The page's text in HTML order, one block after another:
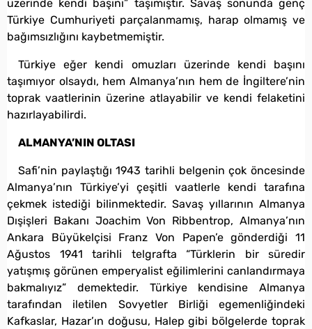
üzerinde kendi başını” taşımıştır. Savaş sonunda genç
Türkiye Cumhuriyeti parçalanmamış, harap olmamış ve
bağımsızlığını kaybetmemiştir.
Türkiye eğer kendi omuzları üzerinde kendi başını
taşımıyor olsaydı, hem Almanya’nın hem de İngiltere’nin
toprak vaatlerinin üzerine atlayabilir ve kendi felaketini
hazırlayabilirdi.
ALMANYA’NIN OLTASI
Safi’nin paylaştığı 1943 tarihli belgenin çok öncesinde
Almanya’nın Türkiye’yi çeşitli vaatlerle kendi tarafına
çekmek istediği bilinmektedir. Savaş yıllarının Almanya
Dışişleri Bakanı Joachim Von Ribbentrop, Almanya’nın
Ankara Büyükelçisi Franz Von Papen’e gönderdiği 11
Ağustos 1941 tarihli telgrafta “Türklerin bir süredir
yatışmış görünen emperyalist eğilimlerini canlandırmaya
bakmalıyız” demektedir. Türkiye kendisine Almanya
tarafından iletilen Sovyetler Birliği egemenliğindeki
Kafkaslar, Hazar’ın doğusu, Halep gibi bölgelerde toprak